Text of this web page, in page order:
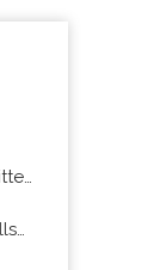
Folienbehälter für Lebensmittelverpackungen zum Mitnehmen
Folienbehälter für Fluggesellschaften